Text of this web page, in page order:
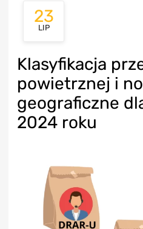
23
LIP
Klasyfikacja
powietrznej i
geograficzne
2024 roku